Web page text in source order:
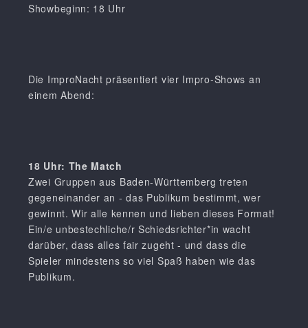
Showbeginn: 18 Uhr
Die ImproNacht präsentiert vier Impro-Shows an
einem Abend:
18 Uhr: The Match
Zwei Gruppen aus Baden-Württemberg treten
gegeneinander an - das Publikum bestimmt, wer
gewinnt. Wir alle kennen und lieben dieses Format!
Ein/e unbestechliche/r Schiedsrichter*in wacht
darüber, dass alles fair zugeht - und dass die
Spieler mindestens so viel Spaß haben wie das
Publikum.